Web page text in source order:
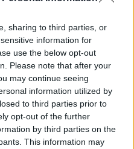
sharing to third parties, or
information for
use the below opt-out
Please note that after your
may continue seeing
information utilized by
to third parties prior to
opt-out of the further
by third parties on the
This information may
Csillagok közöttnézői
AWall Street Farkasa
a dobogó első fokáról,
azExodus: Istenek és
a harmadik helyen
filmjétől persze messze
ezt a posztot jelenleg
Örökké modern idő tölti